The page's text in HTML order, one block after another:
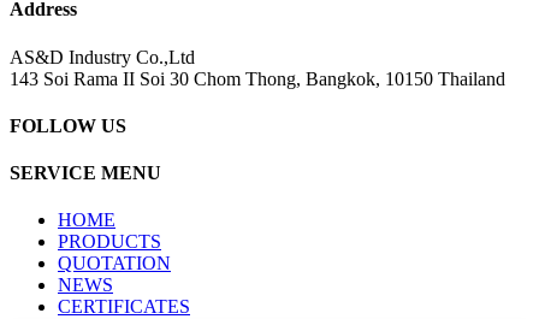
Address
AS&D Industry Co.,Ltd
143 Soi Rama II Soi 30 Chom Thong, Bangkok, 10150 Thailand
FOLLOW US
SERVICE MENU
HOME
PRODUCTS
QUOTATION
NEWS
CERTIFICATES